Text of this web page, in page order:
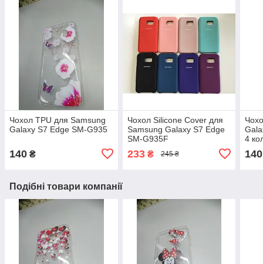
Чохол TPU для Samsung
Galaxy S7 Edge SM-G935
140 ₴
Чохол Silicone Cover для
Samsung Galaxy S7 Edge
SM-G935F
233₴ 245 ₴
4
140
Подібні товари компанії